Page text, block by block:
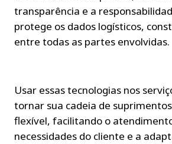
transparência e a
protege os dados logísticos,
entre todas as partes envolvidas.
Usar essas tecnologias nos
tornar sua cadeia de
flexível, facilitando o
necessidades do cliente e a